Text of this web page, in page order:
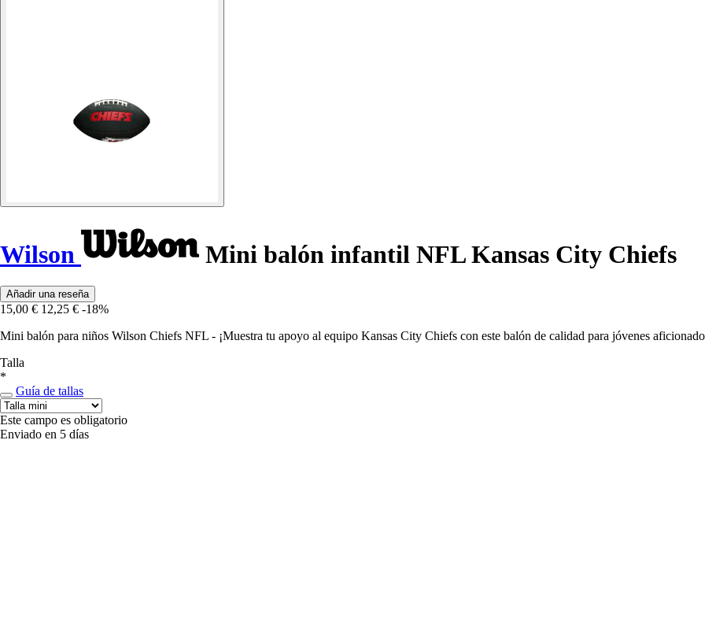
Wilson Mini balón infantil NFL Kansas City Chiefs
Añadir una reseña
15,00 € 12,25 € -18%
Mini balón para niños Wilson Chiefs NFL - ¡Muestra tu apoyo al equipo Kansas City Chiefs con este balón de calidad para jóvenes
Talla
*
Guía de tallas
Este campo es obligatorio
Enviado en 5 días